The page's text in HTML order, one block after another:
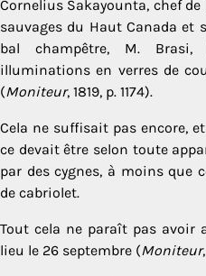
Cornelius Sakayounta, chef
sauvages du Haut Canada et
bal champêtre, M.
illuminations en verres de
(Moniteur, 1819, p. 1174).
Cela ne suffisait pas encore,
ce devait être selon toute
par des cygnes, à moins que
de cabriolet.
Tout cela ne paraît pas avoir
lieu le 26 septembre (Moniteur